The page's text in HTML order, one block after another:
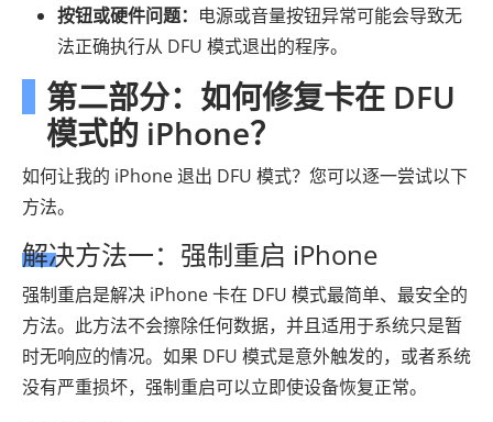
按钮或硬件问题： 电源或音量按钮异常可能会导致无
法正确执行从 DFU 模式退出的程序。
第二部分：如何修复卡在 DFU
模式的 iPhone？
如何让我的 iPhone 退出 DFU 模式？您可以逐一尝试以下
方法。
解决方法一：强制重启 iPhone
强制重启是解决 iPhone 卡在 DFU 模式最简单、最安全的
方法。此方法不会擦除任何数据，并且适用于系统只是暂
时无响应的情况。如果 DFU 模式是意外触发的，或者系统
没有严重损坏，强制重启可以立即使设备恢复正常。